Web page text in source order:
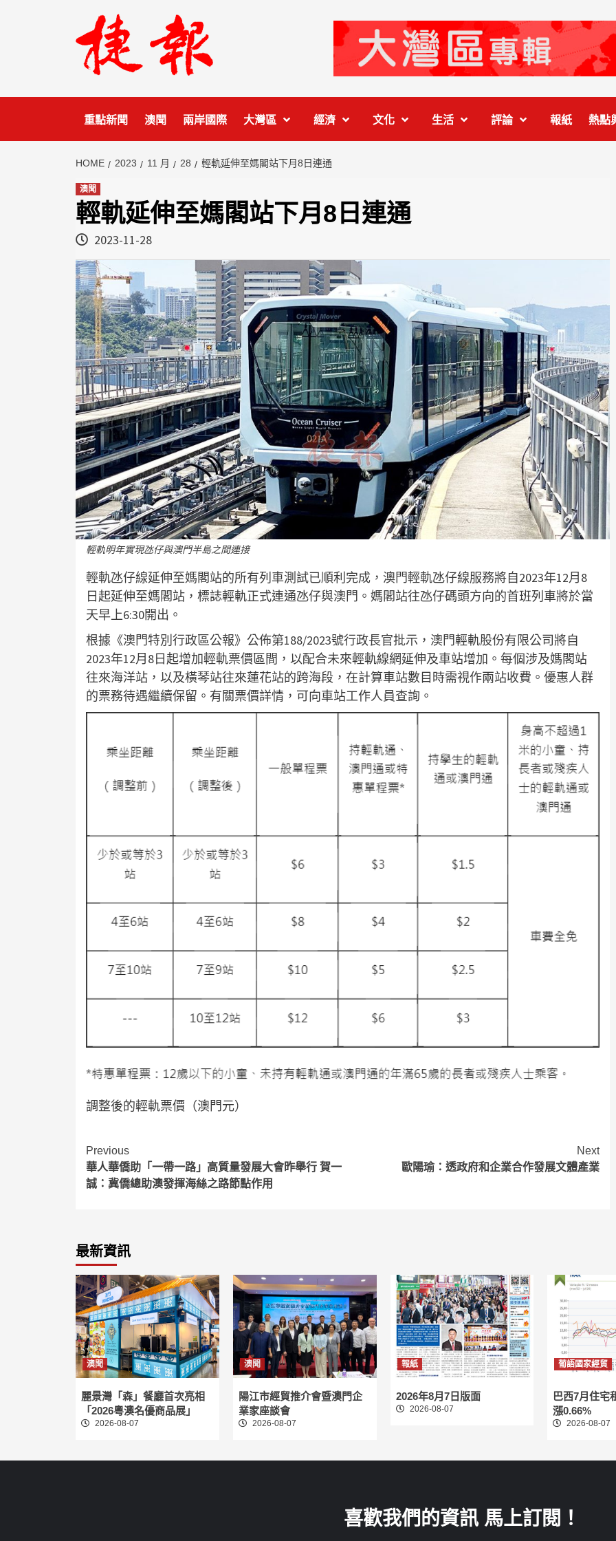
重點新聞 澳聞 兩岸國際 大灣區 經濟 文化 生活 評論 報紙 熱點
HOME 2023 11 月 28 輕軌延伸至媽閣站下月8日連通
澳聞
輕軌延伸至媽閣站下月8日連通
2023-11-28
輕軌明年實現氹仔與澳門半島之間連接
輕軌氹仔線延伸至媽閣站的所有列車測試已順利完成，澳門輕軌氹仔線服務將自2023年12月8
日起延伸至媽閣站，標誌輕軌正式連通氹仔與澳門。媽閣站往氹仔碼頭方向的首班列車將於當
天早上6:30開出。
根據《澳門特別行政區公報》公佈第188/2023號行政長官批示，澳門輕軌股份有限公司將自
2023年12月8日起增加輕軌票價區間，以配合未來輕軌線網延伸及車站增加。每個涉及媽閣站
往來海洋站，以及橫琴站往來蓮花站的跨海段，在計算車站數目時需視作兩站收費。優惠人群
的票務待遇繼續保留。有關票價詳情，可向車站工作人員查詢。
調整後的輕軌票價（澳門元）
Continue
Reading
Previous
華人華僑助「一帶一路」高質量發展大會昨舉行 賀一
誠：冀僑總助澳發揮海絲之路節點作用
Next
歐陽瑜：透政府和企業合作發展文體產業
最新資訊
澳聞
麗景灣「森」餐廳首次亮相
「2026粵澳名優商品展」
2026-08-07
澳聞
陽江市經貿推介會暨澳門企
業家座談會
2026-08-07
報紙
2026年8月7日版面
2026-08-07
葡語國家經貿
巴西7月住宅
漲0.66%
2026-08-07
喜歡我們的資訊 馬上訂閱！